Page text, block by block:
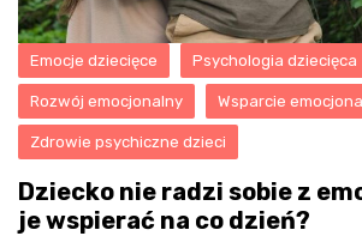
Emocje dziecięce Psychologia dziecięca
Rozwój emocjonalny Wsparcie
Zdrowie psychiczne dzieci
Dziecko nie radzi sobie z
je wspierać na co dzień?